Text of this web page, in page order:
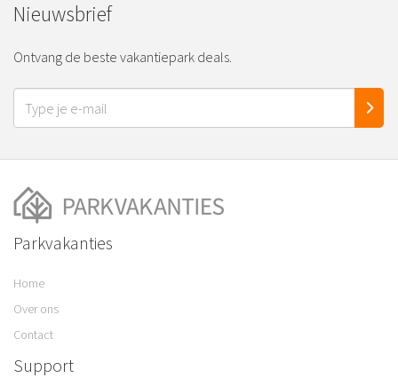
Nieuwsbrief
Ontvang de beste vakantiepark deals.
Parkvakanties
Home
Over ons
Contact
Support